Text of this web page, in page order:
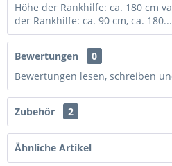
Höhe der Rankhilfe: ca. 180 cm
der Rankhilfe: ca. 90 cm, ca. 180...
Bewertungen
0
Bewertungen lesen, schreiben
Zubehör 2
Ähnliche Artikel